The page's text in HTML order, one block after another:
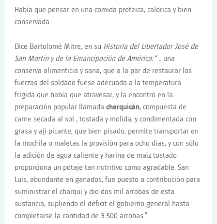
Había que pensar en una comida proteica, calórica y bien
conservada.
Dice Bartolomé Mitre, en su Historia del Libertador José de
San Martín y de la Emancipación de América:“… una
conserva alimenticia y sana, que a la par de restaurar las
fuerzas del soldado fuese adecuada a la temperatura
frígida que había que atravesar, y la encontró en la
preparación popular llamada charquicán, compuesta de
carne secada al sol , tostada y molida, y condimentada con
grasa y ají picante, que bien pisado, permite transportar en
la mochila o maletas la provisión para ocho días, y con sólo
la adición de agua caliente y harina de maíz tostado
proporciona un potaje tan nutritivo como agradable. San
Luis, abundante en ganados, fue puesto a contribución para
suministrar el charqui y dio dos mil arrobas de esta
sustancia, supliendo el déficit el gobierno general hasta
completarse la cantidad de 3.500 arrobas.”